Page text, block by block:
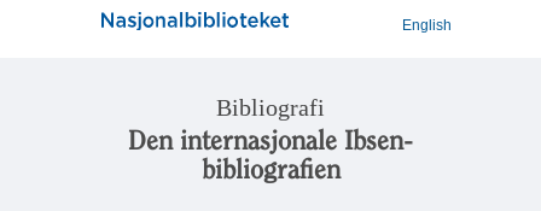
English
Bibliografi
Den internasjonale Ibsen-
bibliografien